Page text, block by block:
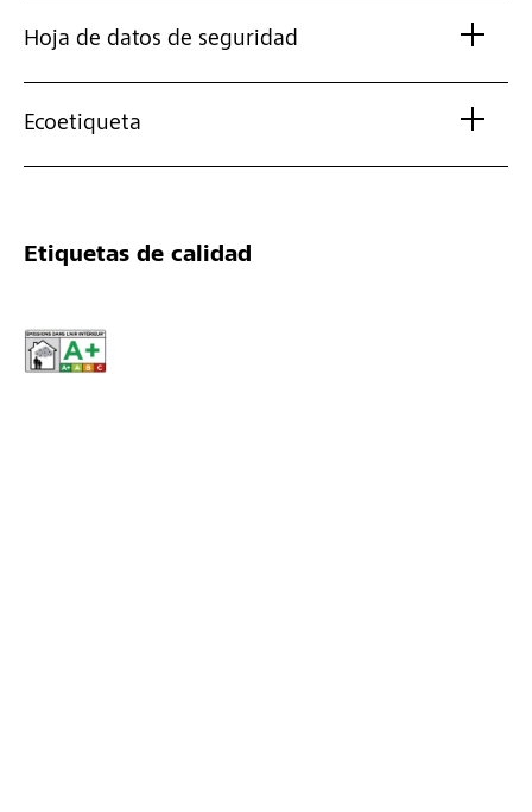
Hoja de datos de seguridad
Ecoetiqueta
Etiquetas de calidad